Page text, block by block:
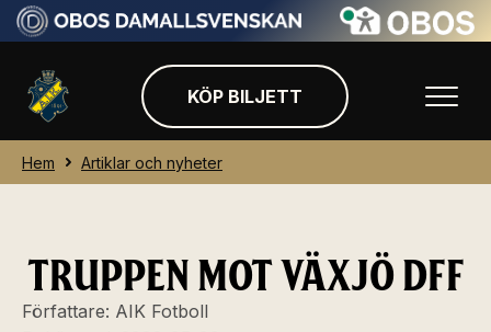
KÖP BILJETT
Hem Artiklar och nyheter
TRUPPEN MOT VÄXJÖ DFF
Författare: AIK Fotboll